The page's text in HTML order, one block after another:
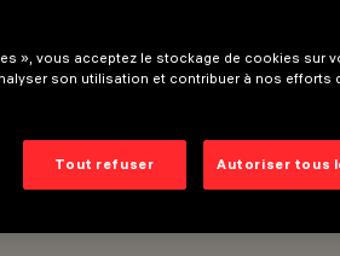
», vous acceptez le stockage de cookies sur
son utilisation et contribuer à nos efforts
Tout refuser Autoriser tous